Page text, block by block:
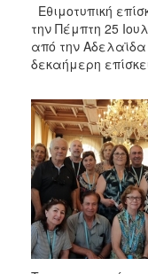
2021
2020
2019
2017
2016
2015
2013
2012
2011
Εθιμοτυπική
την Πέμπτη 25
από την Αδελαϊδα
δεκαήμερη